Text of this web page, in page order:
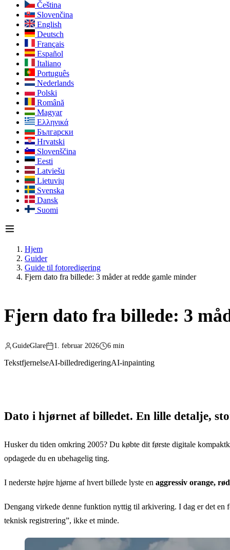
Čeština
Slovenčina
English
Deutsch
Français
Español
Italiano
Português
Nederlands
Polski
Română
Magyar
Ελληνικά
Български
Hrvatski
Slovenščina
Eesti
Latviešu
Lietuvių
Svenska
Dansk
Suomi
Hjem
Guider
Guide til fotoredigering
Fjern dato fra billede: 3 måder at redde gamle minder
Fjern dato fra billede: 3
GuideGlare 1. februar 2026 6 min
TekstfjernelseAI-billedredigeringAI-inpainting
Dato i hjørnet af billedet. En lille detalje,
Husker du tiden omkring 2005? Du købte dit første digitale
opdagede du en ubehagelig ting.
I nederste højre hjørne af hvert billede lyste en aggressiv orange,
Dengang virkede denne funktion nyttig til arkivering. I dag er det
teknisk registrering”, ikke et minde.